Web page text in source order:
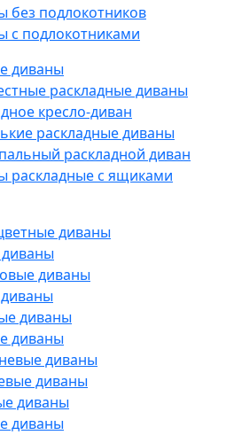
без подлокотников
с подлокотниками
диваны
раскладные диваны
кресло-диван
раскладные диваны
раскладной диван
раскладные с ящиками
диваны
диваны
диваны
диваны
диваны
диваны
диваны
диваны